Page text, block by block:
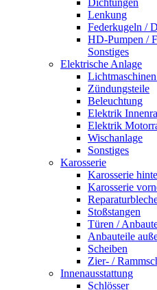
Lenkung
Federkugeln /
HD-Pumpen /
Sonstiges
Elektrische Anlage
Zündungsteile
Beleuchtung
Elektrik
Elektrik
Wischanlage
Sonstiges
Karosserie
Karosserie
Karosserie
Stoßstangen
Türen /
Anbauteile
Scheiben
Zier- /
Innenausstattung
Schlösser